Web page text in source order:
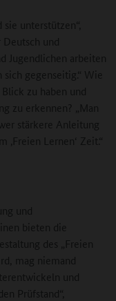
unterstützen“,
und
Jugendlichen arbeiten
gegenseitig.“ Wie
zu haben und
zu erkennen? „Man
stärkere Anleitung
Lernen‘ Zeit.“
und
bieten die
des „Freien
mag niemand
und
Prüfstand“,